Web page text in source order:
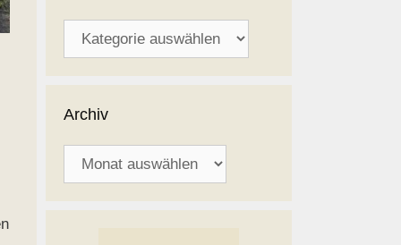
Kategorien
Archiv
Archiv